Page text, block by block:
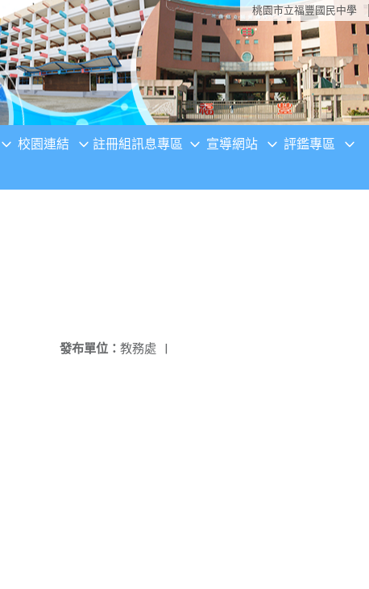
桃園市立福豐國民中學
校園連結 註冊組訊息專區 宣導網站 評鑑專區
發布單位： 教務處 |